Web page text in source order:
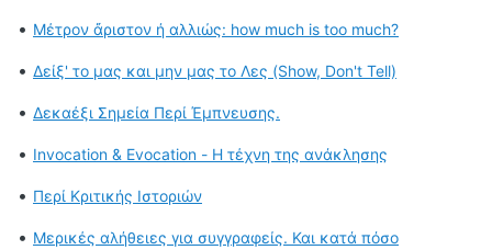
• Μέτρον ἄριστον ή αλλιώς: how much is too much?
• Δείξ' το μας και μην μας το Λες (Show, Don't Tell)
• Δεκαέξι Σημεία Περί Έμπνευσης.
• Invocation & Evocation - Η τέχνη της ανάκλησης
• Περί Κριτικής Ιστοριών
• Μερικές αλήθειες για συγγραφείς. Και κατά πόσο